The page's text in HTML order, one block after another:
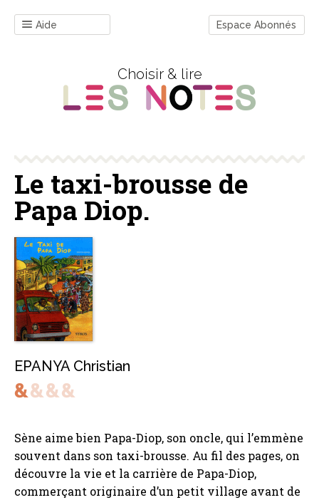
Aide Espace Abonnés
Choisir & lire
Le taxi-brousse de
Papa Diop.
EPANYA Christian
Sène aime bien Papa-Diop, son oncle, qui l’emmène
souvent dans son taxi-brousse. Au fil des pages, on
découvre la vie et la carrière de Papa-Diop,
commerçant originaire d’un petit village avant de